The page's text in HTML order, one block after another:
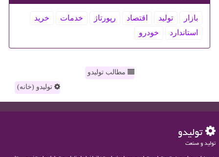
بازار تولید اقتصاد رپورتاژ خدمات
خرید
استاندارد
خودرو
مطالب تولیدو
تولیدو (خانه)
تولیدو
تولید و صنعت